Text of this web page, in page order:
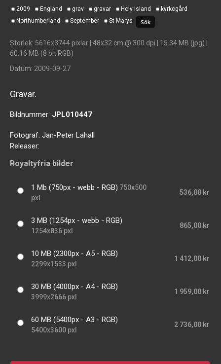
2009 England grav gravar Holy Island
kyrkogård
Northumberland
September St Marys
Storlek: 5616x3744 pixlar | 48x32 cm @ 300 dpi | 15.34 MB (jpg) |
60.16 MB (8 bit RGB)
Datum: 2009-09-27
Gravar.
Bildnummer: JPL010447
Fotograf: Jan-Peter Lahall
Releaser:
Royaltyfria bilder
1 Mb (750px - webb - RGB) 750x500
pxl
536,00 kr
3 MB (1254px - webb - RGB)
1254x836 pxl
865,00 kr
10 MB (2300px - A5 - RGB)
2299x1533 pxl
1 412,00 kr
30 MB (4000px - A4 - RGB)
3999x2666 pxl
1 959,00 kr
60 MB (5400px - A3 - RGB)
5400x3600 pxl
2 736,00 kr